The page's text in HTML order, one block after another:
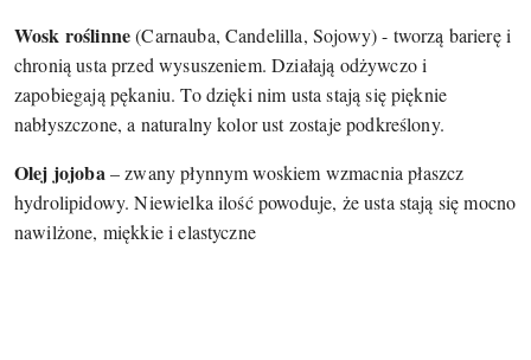
Wosk roślinne(Carnauba, Candelilla, Sojowy) - tworzą barierę i
chronią usta przed wysuszeniem. Działają odżywczo i
zapobiegają pękaniu. To dzięki nim usta stają się pięknie
nabłyszczone, a naturalny kolor ust zostaje podkreślony.
Olej jojoba– zwany płynnym woskiem wzmacnia płaszcz
hydrolipidowy. Niewielka ilość powoduje, że usta stają się mocno
nawilżone, miękkie i elastyczne